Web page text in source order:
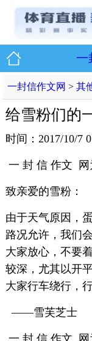
一
一封信作文网 >其
给雪粉们的
时间：2017/10/7
一 封 信 作文 网
致亲爱的雪粉：
由于天气原因，
路况允许，我们
大家放心，不要
较深，尤其以开
大家行车绕行，
——雪芙芝士